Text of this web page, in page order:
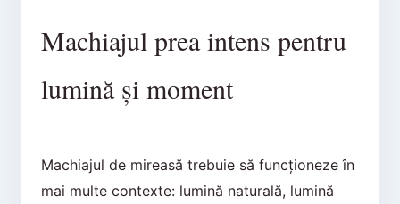
Machiajul prea intens pentru
lumină și moment
Machiajul de mireasă trebuie să funcționeze în
mai multe contexte: lumină naturală, lumină